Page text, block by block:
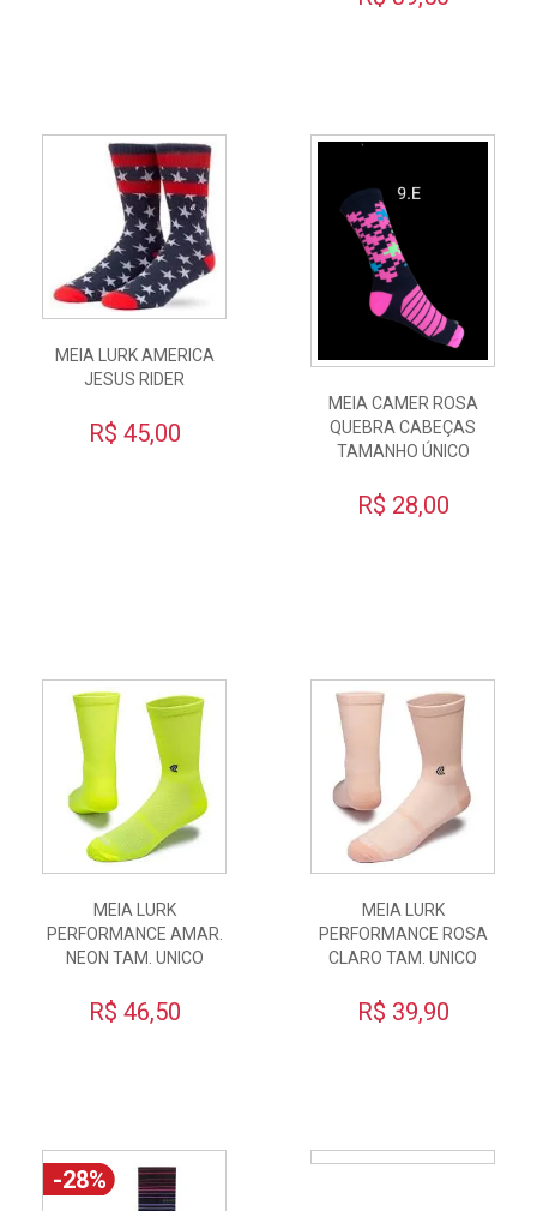
MEIA LURK AMERICA
JESUS RIDER
R$ 45,00
MEIA CAMER ROSA
QUEBRA CABEÇAS
TAMANHO ÚNICO
R$ 28,00
MEIA LURK
PERFORMANCE AMAR.
NEON TAM. UNICO
R$ 46,50
MEIA LURK
PERFORMANCE ROSA
CLARO TAM. UNICO
R$ 39,90
-28%